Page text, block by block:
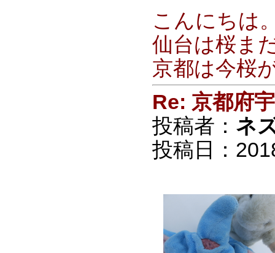
こんにちは
仙台は桜ま
京都は今桜
Re: 京都府
投稿者： ネ
投稿日：